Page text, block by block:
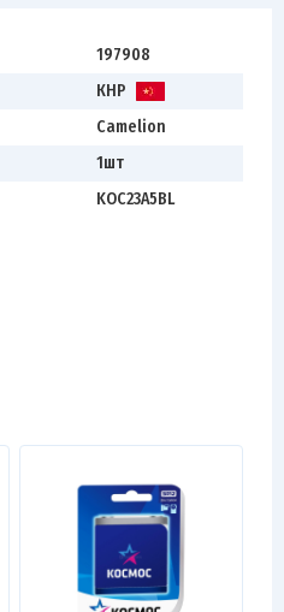
197908
КНР
Camelion
1шт
KOC23A5BL